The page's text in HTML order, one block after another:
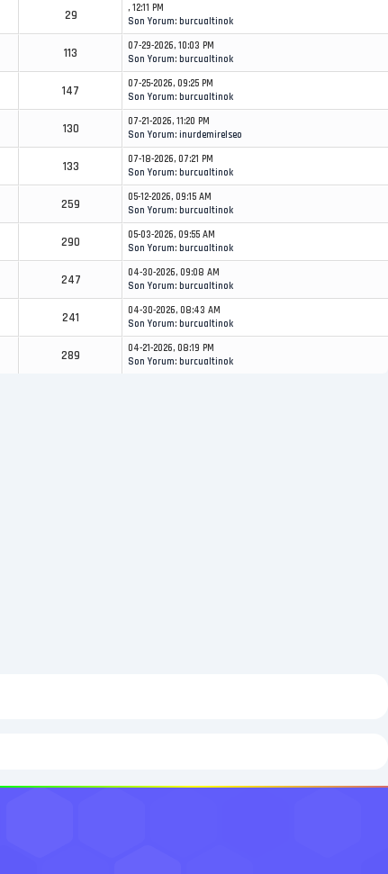
29
, 12:11 PM
Son Yorum: burcualtinok
113
07-29-2026, 10:03 PM
Son Yorum: burcualtinok
147
07-25-2026, 09:25 PM
Son Yorum: burcualtinok
130
07-21-2026, 11:20 PM
Son Yorum: inurdemirelseo
133
07-18-2026, 07:21 PM
Son Yorum: burcualtinok
259
05-12-2026, 09:15 AM
Son Yorum: burcualtinok
290
05-03-2026, 09:55 AM
Son Yorum: burcualtinok
247
04-30-2026, 09:08 AM
Son Yorum: burcualtinok
241
04-30-2026, 08:43 AM
Son Yorum: burcualtinok
289
04-21-2026, 08:19 PM
Son Yorum: burcualtinok